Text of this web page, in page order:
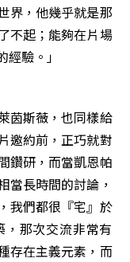
界，他幾乎就是那
不起；能夠在片場
驗。」
茵斯薇，也同樣給
邀約前，正巧就對
鑽研，而當凱恩帕
當長時間的討論，
我們都很『宅』於
那次交流非常有
存在主義元素，而